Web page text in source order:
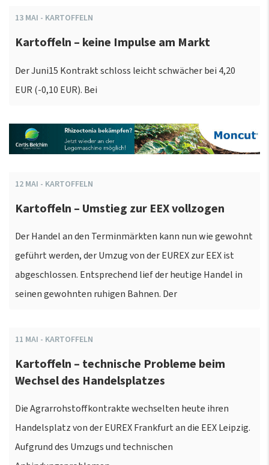
13 MAI - KARTOFFELN
Kartoffeln – keine Impulse am Markt
Der Juni15 Kontrakt schloss leicht schwächer bei 4,20
EUR (-0,10 EUR). Bei
12 MAI - KARTOFFELN
Kartoffeln – Umstieg zur EEX vollzogen
Der Handel an den Terminmärkten kann nun wie gewohnt
geführt werden, der Umzug von der EUREX zur EEX ist
abgeschlossen. Entsprechend lief der heutige Handel in
seinen gewohnten ruhigen Bahnen. Der
11 MAI - KARTOFFELN
Kartoffeln – technische Probleme beim
Wechsel des Handelsplatzes
Die Agrarrohstoffkontrakte wechselten heute ihren
Handelsplatz von der EUREX Frankfurt an die EEX Leipzig.
Aufgrund des Umzugs und technischen